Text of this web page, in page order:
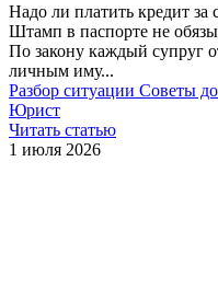
Надо ли платить кредит за
Штамп в паспорте не
По закону каждый супруг
личным иму...
Разбор ситуации Советы
Юрист
Читать статью
1 июля 2026